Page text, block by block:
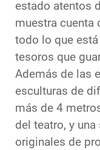
estado atentos
muestra cuenta
todo lo que
tesoros que
Además de las
esculturas de
más de 4
del teatro, y
originales de